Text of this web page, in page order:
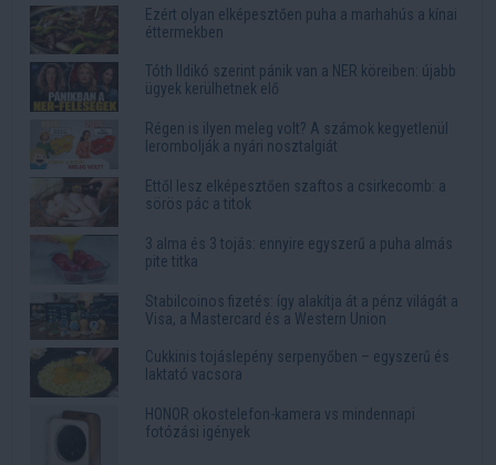
Ezért olyan elképesztően puha a marhahús a kínai
éttermekben
Tóth Ildikó szerint pánik van a NER köreiben: újabb
ügyek kerülhetnek elő
Régen is ilyen meleg volt? A számok kegyetlenül
lerombolják a nyári nosztalgiát
Ettől lesz elképesztően szaftos a csirkecomb: a
sörös pác a titok
3 alma és 3 tojás: ennyire egyszerű a puha almás
pite titka
Stabilcoinos fizetés: így alakítja át a pénz világát a
Visa, a Mastercard és a Western Union
Cukkinis tojáslepény serpenyőben – egyszerű és
laktató vacsora
HONOR okostelefon-kamera vs mindennapi
fotózási igények